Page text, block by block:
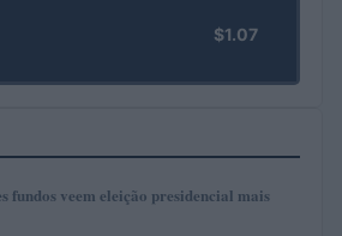
$1.07
fundos veem eleição presidencial mais